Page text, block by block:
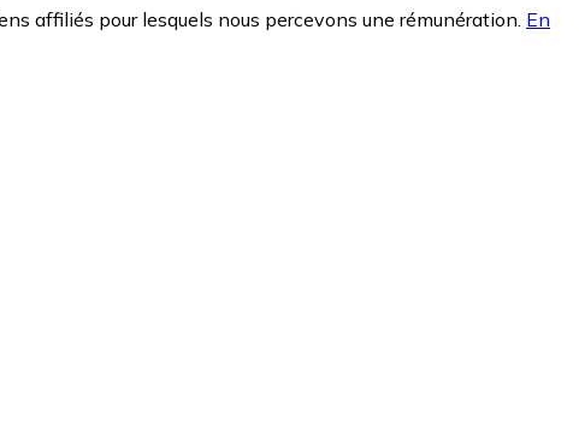
affiliés pour lesquels nous percevons une rémunération. En